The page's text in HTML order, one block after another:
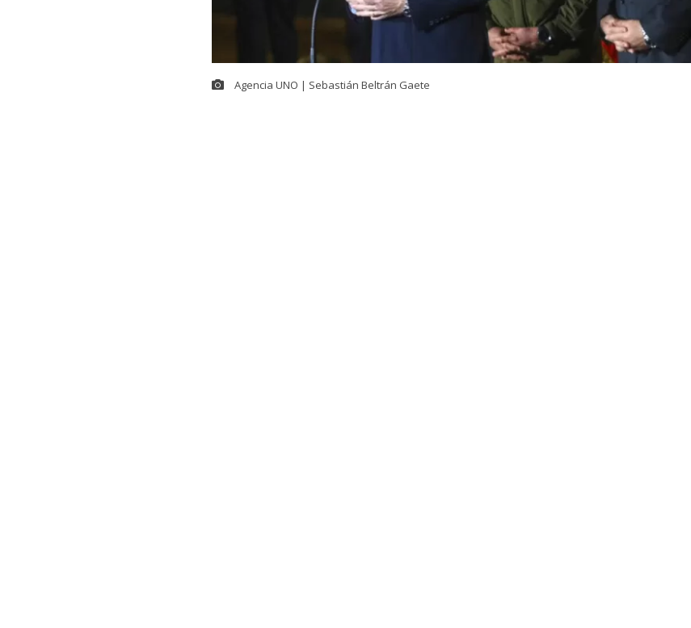
Agencia UNO | Sebastián Beltrán Gaete